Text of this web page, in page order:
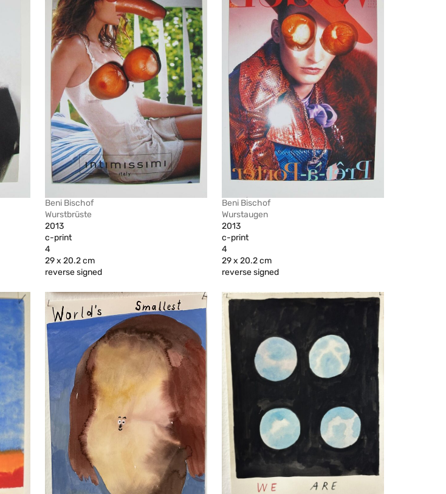
Beni Bischof
Wurstbrüste
2013
c-print
4
29 x 20.2 cm
reverse signed
Beni Bischof
Wurstaugen
2013
c-print
4
29 x 20.2 cm
reverse signed